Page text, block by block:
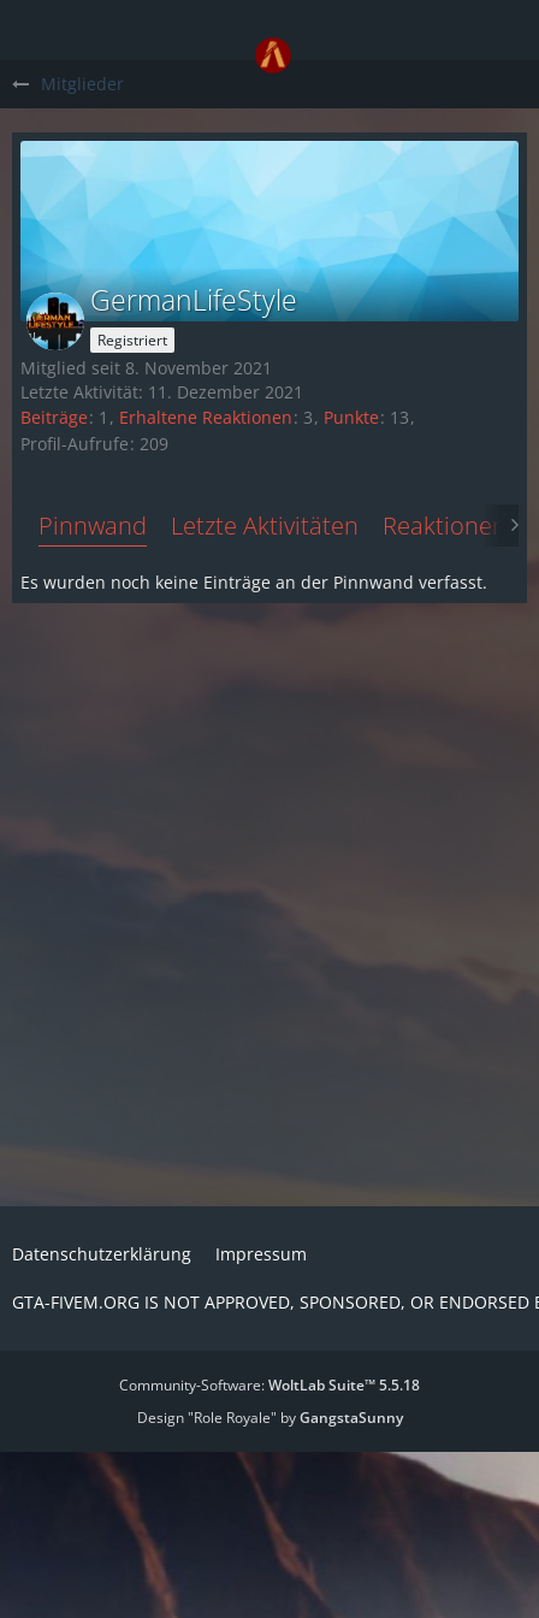
Mitglieder
GermanLifeStyle
Registriert
Mitglied seit 8. November 2021
Letzte Aktivität: 11. Dezember 2021
Beiträge 1 Erhaltene Reaktionen 3 Punkte 13
Profil-Aufrufe 209
Pinnwand Letzte Aktivitäten Reaktionen
Es wurden noch keine Einträge an der Pinnwand verfasst.
Datenschutzerklärung Impressum
GTA-FIVEM.ORG IS NOT APPROVED, SPONSORED, OR ENDORSED
Community-Software:WoltLab Suite™ 5.5.18
Design "Role Royale" byGangstaSunny